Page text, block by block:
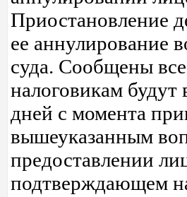
Приостановление
ее аннулирование
суда. Сообщены
налоговикам будут
дней с момента
вышеуказанным
предоставлении
подтверждающем